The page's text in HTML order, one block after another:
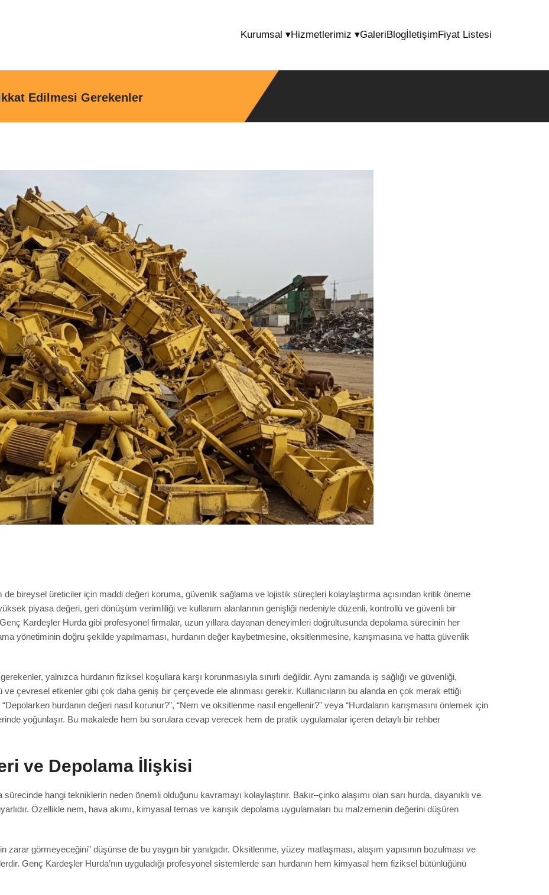
Kurumsal ▾Hizmetlerimiz ▾GaleriBlogİletişimFiyat Listesi
Edilmesi Gerekenler
bireysel üreticiler için maddi değeri koruma, güvenlik sağlama ve lojistik süreçleri kolaylaştırma açısından kritik öneme
piyasa değeri, geri dönüşüm verimliliği ve kullanım alanlarının genişliği nedeniyle düzenli, kontrollü ve güvenli bir
Kardeşler Hurda gibi profesyonel firmalar, uzun yıllara dayanan deneyimleri doğrultusunda depolama sürecinin her
yönetiminin doğru şekilde yapılmaması, hurdanın değer kaybetmesine, oksitlenmesine, karışmasına ve hatta güvenlik
yalnızca hurdanın fiziksel koşullara karşı korunmasıyla sınırlı değildir. Aynı zamanda iş sağlığı ve güvenliği,
çevresel etkenler gibi çok daha geniş bir çerçevede ele alınması gerekir. Kullanıcıların bu alanda en çok merak ettiği
hurdanın değeri nasıl korunur?”, “Nem ve oksitlenme nasıl engellenir?” veya “Hurdaların karışmasını önlemek için
yoğunlaşır. Bu makalede hem bu sorulara cevap verecek hem de pratik uygulamalar içeren detaylı bir rehber
ve Depolama İlişkisi
sürecinde hangi tekniklerin neden önemli olduğunu kavramayı kolaylaştırır. Bakır–çinko alaşımı olan sarı hurda, dayanıklı ve
Özellikle nem, hava akımı, kimyasal temas ve karışık depolama uygulamaları bu malzemenin değerini düşüren
zarar görmeyeceğini” düşünse de bu yaygın bir yanılgıdır. Oksitlenme, yüzey matlaşması, alaşım yapısının bozulması ve
Genç Kardeşler Hurda’nın uyguladığı profesyonel sistemlerde sarı hurdanın hem kimyasal hem fiziksel bütünlüğünü